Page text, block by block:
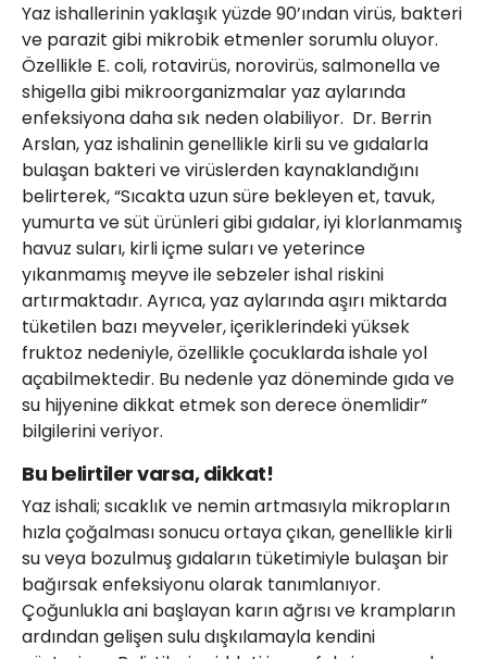
Yaz ishallerinin yaklaşık yüzde 90’ından virüs, bakteri
ve parazit gibi mikrobik etmenler sorumlu oluyor.
Özellikle E. coli, rotavirüs, norovirüs, salmonella ve
shigella gibi mikroorganizmalar yaz aylarında
enfeksiyona daha sık neden olabiliyor. Dr. Berrin
Arslan, yaz ishalinin genellikle kirli su ve gıdalarla
bulaşan bakteri ve virüslerden kaynaklandığını
belirterek, “Sıcakta uzun süre bekleyen et, tavuk,
yumurta ve süt ürünleri gibi gıdalar, iyi klorlanmamış
havuz suları, kirli içme suları ve yeterince
yıkanmamış meyve ile sebzeler ishal riskini
artırmaktadır. Ayrıca, yaz aylarında aşırı miktarda
tüketilen bazı meyveler, içeriklerindeki yüksek
fruktoz nedeniyle, özellikle çocuklarda ishale yol
açabilmektedir. Bu nedenle yaz döneminde gıda ve
su hijyenine dikkat etmek son derece önemlidir”
bilgilerini veriyor.
Bu belirtiler varsa, dikkat!
Yaz ishali; sıcaklık ve nemin artmasıyla mikropların
hızla çoğalması sonucu ortaya çıkan, genellikle kirli
su veya bozulmuş gıdaların tüketimiyle bulaşan bir
bağırsak enfeksiyonu olarak tanımlanıyor.
Çoğunlukla ani başlayan karın ağrısı ve krampların
ardından gelişen sulu dışkılamayla kendini